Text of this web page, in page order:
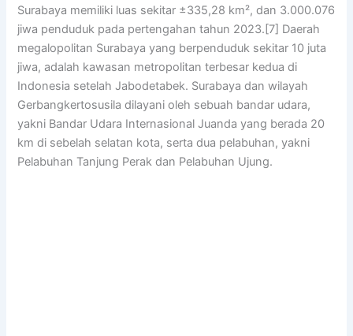
Surabaya memiliki luas sekitar ±335,28 km², dan 3.000.076
jiwa penduduk pada pertengahan tahun 2023.[7] Daerah
megalopolitan Surabaya yang berpenduduk sekitar 10 juta
jiwa, adalah kawasan metropolitan terbesar kedua di
Indonesia setelah Jabodetabek. Surabaya dan wilayah
Gerbangkertosusila dilayani oleh sebuah bandar udara,
yakni Bandar Udara Internasional Juanda yang berada 20
km di sebelah selatan kota, serta dua pelabuhan, yakni
Pelabuhan Tanjung Perak dan Pelabuhan Ujung.